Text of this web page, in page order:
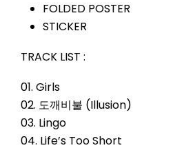
FOLDED POSTER
STICKER
TRACK LIST :
01. Girls
02. 도깨비불 (Illusion)
03. Lingo
04. Life’s Too Short